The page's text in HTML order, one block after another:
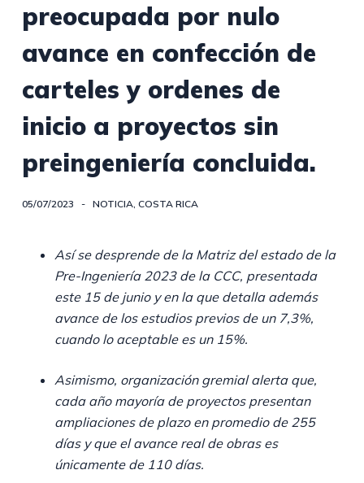
n
d
preocupada por nulo
avance en confección de
carteles y ordenes de
inicio a proyectos sin
preingeniería concluida.
05/07/2023 NOTICIA, COSTA RICA
Así se desprende de la Matriz del estado de la
Pre-Ingeniería 2023 de la CCC, presentada
este 15 de junio y en la que detalla además
avance de los estudios previos de un 7,3%,
cuando lo aceptable es un 15%.
Asimismo, organización gremial alerta que,
cada año mayoría de proyectos presentan
ampliaciones de plazo en promedio de 255
días y que el avance real de obras es
únicamente de 110 días.